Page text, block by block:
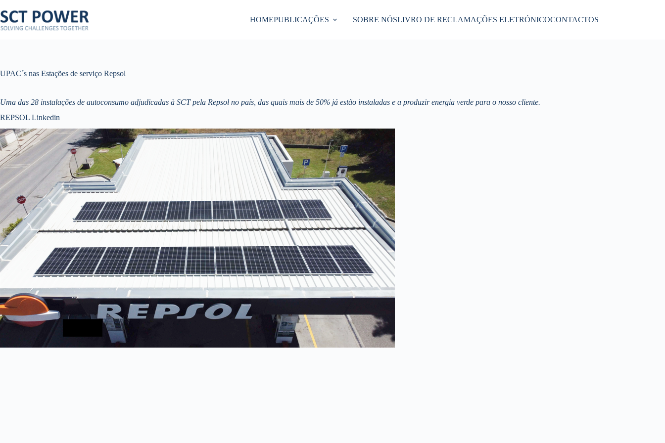
para
o
conteúdo
HOMEPUBLICAÇÕES SOBRE NÓSLIVRO DE RECLAMAÇÕES ELETRÓNICOCONTACTOS
UPAC´s nas Estações de serviço Repsol
Uma das 28 instalações de autoconsumo adjudicadas à SCT pela Repsol no país, das quais mais de 50% já estão instaladas e a produzir energia verde para o nosso cliente.
REPSOL Linkedin